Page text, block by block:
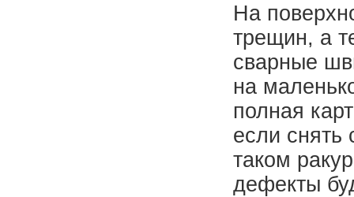
На
трещин, а
сварные
на
полная
если снять
таком
дефекты